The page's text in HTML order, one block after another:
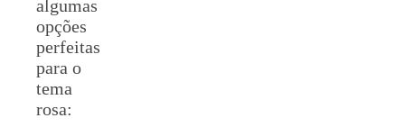
algumas
opções
perfeitas
para o
tema
rosa: